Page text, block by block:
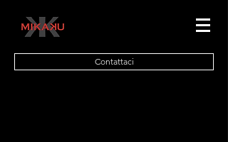
Contattaci